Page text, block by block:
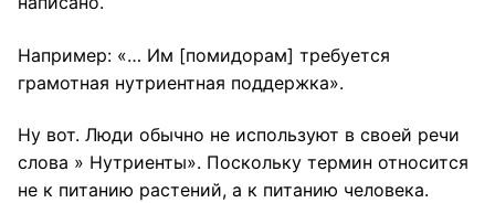
Например: «… Им [помидорам] требуется
грамотная нутриентная поддержка».
Ну вот. Люди обычно не используют в своей речи
слова » Нутриенты». Поскольку термин относится
не к питанию растений, а к питанию человека.